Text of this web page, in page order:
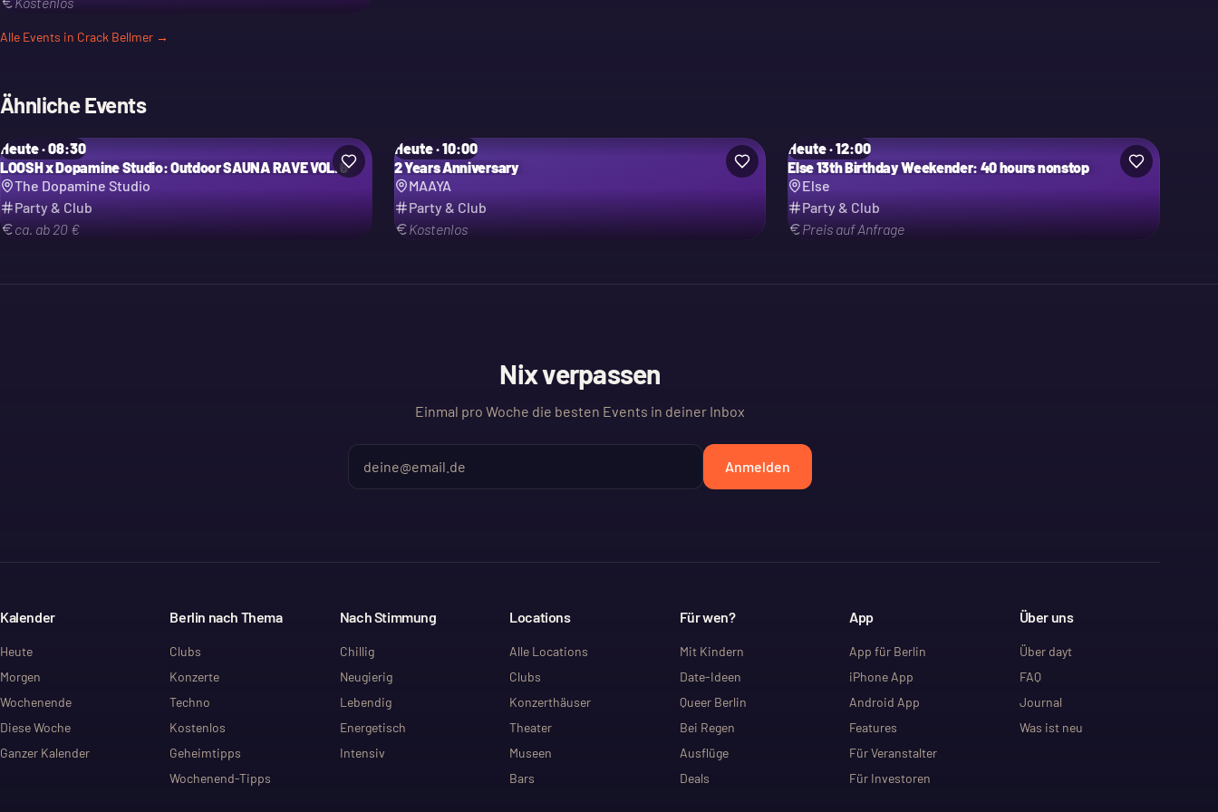
Alle Events in Crack Bellmer →
Ähnliche Events
Heute · 08:30
LOOSH x Dopamine Studio: Outdoor SAUNA RAVE VOL. 6
The Dopamine Studio
Party & Club
ca. ab 20 €
Heute · 10:00
2 Years Anniversary
MAAYA
Party & Club
Kostenlos
Heute · 12:00
Else 13th Birthday Weekender: 40 hours nonstop
Else
Party & Club
Preis auf Anfrage
Nix verpassen
Einmal pro Woche die besten Events in deiner Inbox
Anmelden
Kalender
Heute
Morgen
Wochenende
Diese Woche
Ganzer Kalender
Berlin nach Thema
Clubs
Konzerte
Techno
Kostenlos
Geheimtipps
Wochenend-Tipps
Nach Stimmung
Chillig
Neugierig
Lebendig
Energetisch
Intensiv
Locations
Alle Locations
Clubs
Konzerthäuser
Theater
Museen
Bars
Für wen?
Mit Kindern
Date-Ideen
Queer Berlin
Bei Regen
Ausflüge
Deals
App
App für Berlin
iPhone App
Android App
Features
Für Veranstalter
Für Investoren
Über uns
Über dayt
FAQ
Journal
Was ist neu